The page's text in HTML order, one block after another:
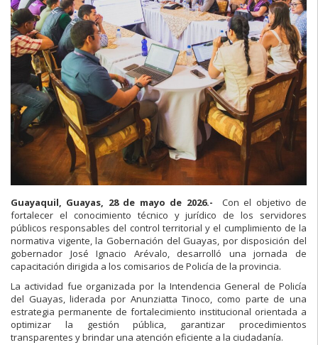
Guayaquil, Guayas, 28 de mayo de 2026.-
Con el objetivo de
fortalecer el conocimiento técnico y jurídico de los servidores
públicos responsables del control territorial y el cumplimiento de la
normativa vigente, la Gobernación del Guayas, por disposición del
gobernador José Ignacio Arévalo, desarrolló una jornada de
capacitación dirigida a los comisarios de Policía de la provincia.
La actividad fue organizada por la Intendencia General de Policía
del Guayas, liderada por Anunziatta Tinoco, como parte de una
estrategia permanente de fortalecimiento institucional orientada a
optimizar la gestión pública, garantizar procedimientos
transparentes y brindar una atención eficiente a la ciudadanía.